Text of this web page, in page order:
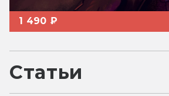
1 490 ₽
Статьи